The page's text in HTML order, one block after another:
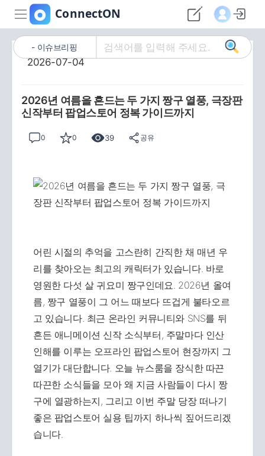
이슈브리핑
2026-07-04
2026년 여름을 흔드는 두 가지 짱구 열풍, 극장판
신작부터 팝업스토어 정복 가이드까지
0 0 39 공유
어린 시절의 추억을 고스란히 간직한 채 매년 우
리를 찾아오는 최고의 캐릭터가 있습니다. 바로
영원한 다섯 살 귀요미 짱구인데요. 2026년 올여
름, 짱구 열풍이 그 어느 때보다 뜨겁게 불타오르
고 있습니다. 최근 온라인 커뮤니티와 SNS를 뒤
흔든 애니메이션 신작 소식부터, 주말마다 인산
인해를 이루는 오프라인 팝업스토어 현장까지 그
열기가 대단합니다. 오늘 뉴스룸을 장식한 따끈
따끈한 소식들을 모아 왜 지금 사람들이 다시 짱
구에 열광하는지, 그리고 이번 주말 당장 떠나기
좋은 팝업스토어 실용 팁까지 하나씩 짚어드리겠
습니다.